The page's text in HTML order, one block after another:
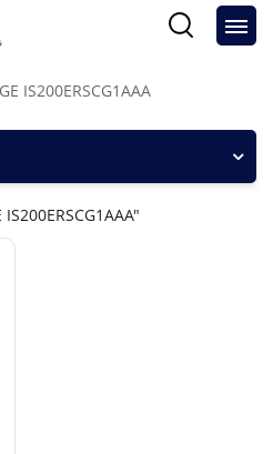
GE IS200ERSCG1AAA